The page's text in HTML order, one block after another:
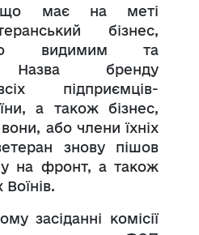
що має на меті
бізнес,
видимим та
Назва бренду
підприємців-
а також бізнес,
або члени їхніх
знову пішов
на фронт, а також
засіданні комісії